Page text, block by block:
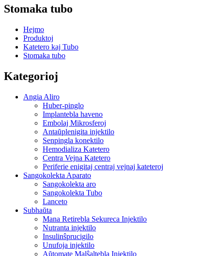
Stomaka tubo
Hejmo
Produktoj
Katetero kaj Tubo
Stomaka tubo
Kategorioj
Angia Aliro
Huber-pinglo
Implantebla haveno
Embolaj Mikrosferoj
Antaŭplenigita injektilo
Senpingla konektilo
Hemodializa Katetero
Centra Vejna Katetero
Periferie enigitaj centraj vejnaj kateteroj
Sangokolekta Aparato
Sangokolekta aro
Sangokolekta Tubo
Lanceto
Subhaŭta
Mana Retirebla Sekureca Injektilo
Nutranta injektilo
Insulinŝprucigilo
Unufoja injektilo
Aŭtomate Malŝaltebla Injektilo